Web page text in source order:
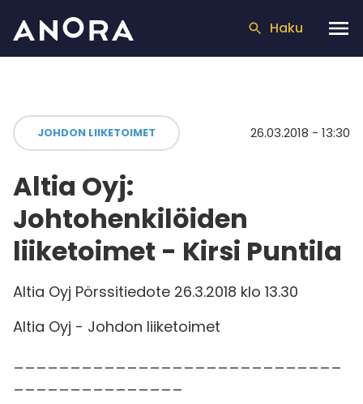
Haku
JOHDON LIIKETOIMET 26.03.2018 - 13:30
Altia Oyj:
Johtohenkilöiden
liiketoimet - Kirsi Puntila
Altia Oyj Pörssitiedote 26.3.2018 klo 13.30
Altia Oyj - Johdon liiketoimet
_____________________________
_______________